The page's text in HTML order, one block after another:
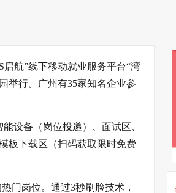
航”线下移动就业服务平台“湾
举行。广州有35家知名企业参
设备（岗位投递）、面试区、
板下载区（扫码获取限时免费
门岗位。通过3秒刷脸技术，